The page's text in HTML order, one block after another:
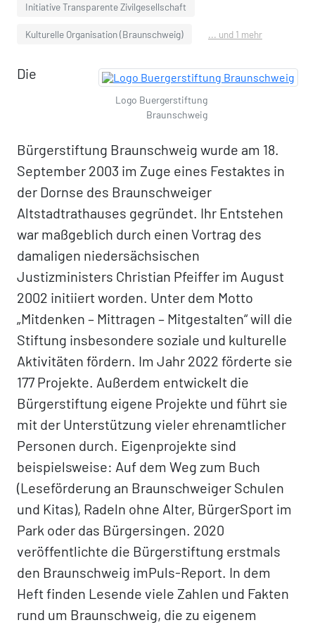
Initiative Transparente Zivilgesellschaft
Kulturelle Organisation (Braunschweig) ... und 1 mehr
Logo Buergerstiftung
Braunschweig
Die
Bürgerstiftung Braunschweig wurde am 18.
September 2003 im Zuge eines Festaktes in
der Dornse des Braunschweiger
Altstadtrathauses gegründet. Ihr Entstehen
war maßgeblich durch einen Vortrag des
damaligen niedersächsischen
Justizministers Christian Pfeiffer im August
2002 initiiert worden. Unter dem Motto
„Mitdenken – Mittragen – Mitgestalten“ will die
Stiftung insbesondere soziale und kulturelle
Aktivitäten fördern. Im Jahr 2022 förderte sie
177 Projekte. Außerdem entwickelt die
Bürgerstiftung eigene Projekte und führt sie
mit der Unterstützung vieler ehrenamtlicher
Personen durch. Eigenprojekte sind
beispielsweise: Auf dem Weg zum Buch
(Leseförderung an Braunschweiger Schulen
und Kitas), Radeln ohne Alter, BürgerSport im
Park oder das Bürgersingen. 2020
veröffentlichte die Bürgerstiftung erstmals
den Braunschweig imPuls-Report. In dem
Heft finden Lesende viele Zahlen und Fakten
rund um Braunschweig, die zu eigenem